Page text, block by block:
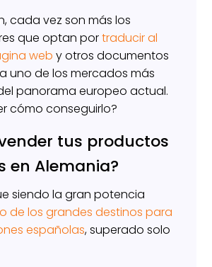
cada vez son más los
que optan portraducir al
web y otros documentos
uno de los mercados más
panorama europeo actual.
cómo conseguirlo?
tus productos
en Alemania?
siendo la gran potencia
de los grandes destinos para
españolas, superado solo